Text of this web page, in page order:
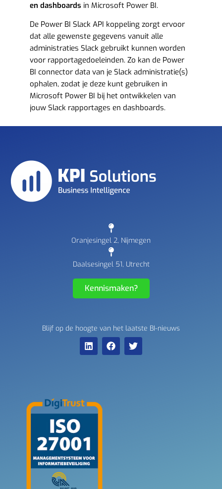
en dashboards in Microsoft Power BI.
De Power BI Slack API koppeling zorgt ervoor
dat alle gewenste gegevens vanuit alle
administraties Slack gebruikt kunnen worden
voor rapportagedoeleinden. Zo kan de Power
BI connector data van je Slack administratie(s)
ophalen, zodat je deze kunt gebruiken in
Microsoft Power BI bij het ontwikkelen van
jouw Slack rapportages en dashboards.
Oranjesingel 2, Nijmegen
Daalsesingel 51, Utrecht
Kennismaken?
Blijf op de hoogte van het laatste BI-nieuws